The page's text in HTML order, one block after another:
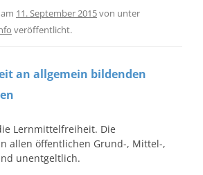
11. September 2015von unter
veröffentlicht.
an allgemein bildenden
Lernmittelfreiheit. Die
allen öffentlichen Grund-, Mittel-,
unentgeltlich.